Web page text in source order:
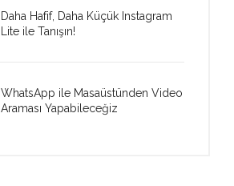
Daha Hafif, Daha Küçük Instagram
Lite ile Tanışın!
WhatsApp ile Masaüstünden Video
Araması Yapabileceğiz